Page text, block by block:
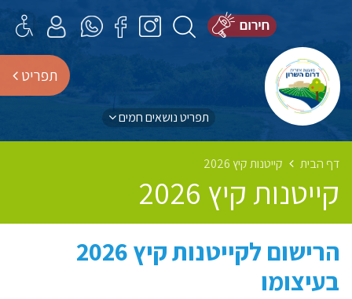
תפריט נושאים חמים
תפריט
דף הבית קייטנות קיץ 2026
קייטנות קיץ 2026
הרישום לקייטנות קיץ 2026
בעיצומו